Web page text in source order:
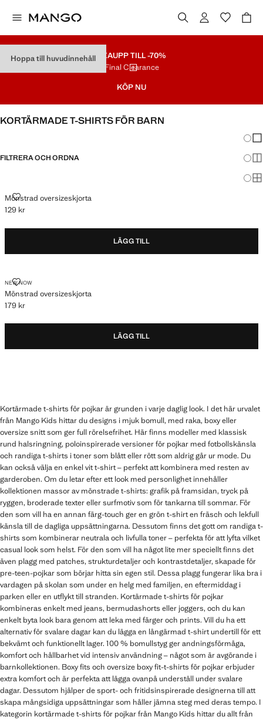
Hoppa till huvudinnehåll REAUPP TILL -70%
Final Clearance
KÖP NU
KORTÄRMADE T-SHIRTS FÖR BARN
FILTRERA OCH ORDNA
Mönstrad oversizeskjorta
MÖNSTRAD OVERSIZESKJORTA
Gällande pris [129 kr ]
129 kr
LÄGG TILL
NEW NOW
Mönstrad oversizeskjorta
MÖNSTRAD OVERSIZESKJORTA
Gällande pris [179 kr ]
179 kr
LÄGG TILL
Kortärmade t-shirts för pojkar är grunden i varje daglig look. I det här urvalet
från Mango Kids hittar du designs i mjuk bomull, med raka, boxy eller
oversize snitt som ger full rörelsefrihet. Här finns modeller med klassisk
rund halsringning, poloinspirerade versioner för pojkar med fotbollskänsla
och randiga t-shirts i toner som blått eller rött som aldrig går ur mode. Du
kan också välja en enkel vit t-shirt – perfekt att kombinera med resten av
garderoben. Om du letar efter ett look med personlighet innehåller
kollektionen massor av mönstrade t-shirts: grafik på framsidan, tryck på
ryggen, broderade texter eller surfmotiv som för tankarna till sommar. För
den som vill ha en annan färg-touch ger en grön t-shirt en fräsch och lekfull
känsla till de dagliga uppsättningarna. Dessutom finns det gott om randiga t-
shirts som kombinerar neutrala och livfulla toner – perfekta för att lyfta vilket
casual look som helst. För den som vill ha något lite mer speciellt finns det
även plagg med patches, strukturdetaljer och kontrastdetaljer, skapade för
pre-teen-pojkar som börjar hitta sin egen stil. Dessa plagg fungerar lika bra i
vardagen på skolan som under en helg med familjen, en eftermiddag i
parken eller en utflykt till stranden. Kortärmade t-shirts för pojkar
kombineras enkelt med jeans, bermudashorts eller joggers, och du kan
enkelt byta look bara genom att leka med färger och prints. Vill du ha ett
alternativ för svalare dagar kan du lägga en långärmad t-shirt undertill för ett
bekvämt och funktionellt lager. 100 % bomullstyg ger andningsförmåga,
komfort och hållbarhet vid intensiv användning – något som är avgörande i
barnkollektionen. Boxy fits och oversize boxy fit-t-shirts för pojkar erbjuder
extra komfort och är perfekta att lägga ovanpå underställ under svalare
dagar. Dessutom hjälper de sport- och fritidsinspirerade designerna till att
skapa mångsidiga uppsättningar som håller jämna steg med deras tempo. I
kategorin kortärmade t-shirts för pojkar från Mango Kids hittar du allt från